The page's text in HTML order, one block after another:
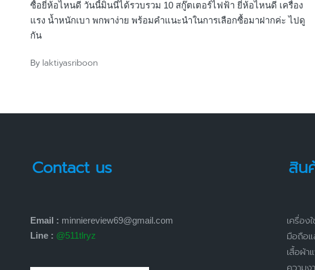
ซื้อยี่ห้อไหนดี วันนี้มินนี่ได้รวบรวม 10 สกู๊ตเตอร์ไฟฟ้า ยี่ห้อไหนดี เครื่อง
แรง น้ำหนักเบา พกพาง่าย พร้อมคำแนะนำในการเลือกซื้อมาฝากค่ะ ไปดู
กัน
Posted
By laktiyasriboon
Contact us
Email : minniereview69@gmail.com
Line : @511tlryz
สิน
เครื่อง
มือถือ
เสื้อผ้